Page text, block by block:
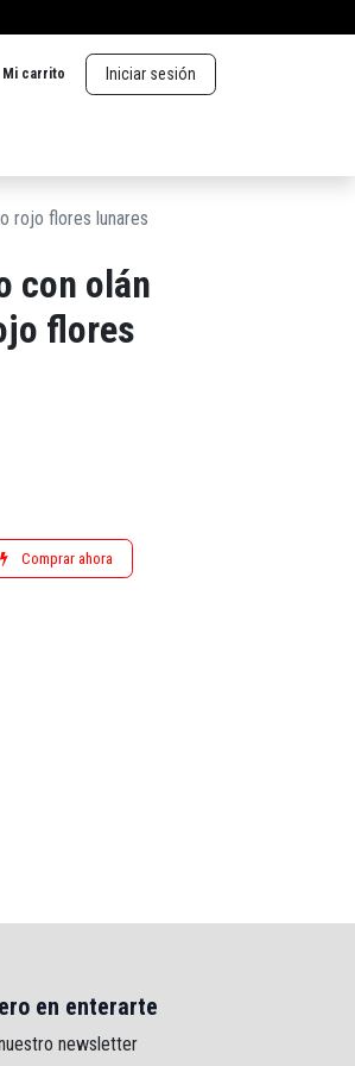
Mi carrito Iniciar sesión
rojo flores lunares
con olán
flores
Comprar ahora
en enterarte
newsletter